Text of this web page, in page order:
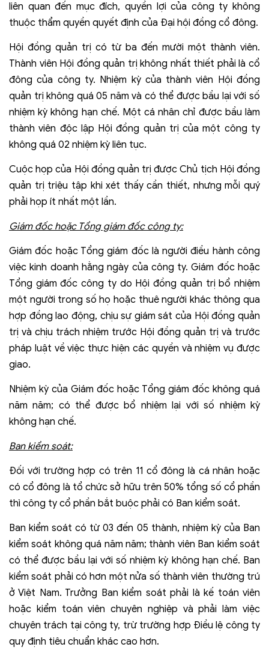
liên quan đến mục đích, quyền lợi của công ty không
thuộc thẩm quyền quyết định của Đại hội đồng cổ đông.
Hội đồng quản trị có từ ba đến mười một thành viên.
Thành viên Hội đồng quản trị không nhất thiết phải là cổ
đông của công ty. Nhiệm kỳ của thành viên Hội đồng
quản trị không quá 05 năm và có thể được bầu lại với số
nhiệm kỳ không hạn chế. Một cá nhân chỉ được bầu làm
thành viên độc lập Hội đồng quản trị của một công ty
không quá 02 nhiệm kỳ liên tục.
Cuộc họp của Hội đồng quản trị được Chủ tịch Hội đồng
quản trị triệu tập khi xét thấy cần thiết, nhưng mỗi quý
phải họp ít nhất một lần.
Giám đốc hoặc Tổng giám đốc công ty:
Giám đốc hoặc Tổng giám đốc là người điều hành công
việc kinh doanh hằng ngày của công ty. Giám đốc hoặc
Tổng giám đốc công ty do Hội đồng quản trị bổ nhiệm
một người trong số họ hoặc thuê người khác thông qua
hợp đồng lao động, chịu sự giám sát của Hội đồng quản
trị và chịu trách nhiệm trước Hội đồng quản trị và trước
pháp luật về việc thực hiện các quyền và nhiệm vụ được
giao.
Nhiệm kỳ của Giám đốc hoặc Tổng giám đốc không quá
năm năm; có thể được bổ nhiệm lại với số nhiệm kỳ
không hạn chế.
Ban kiểm soát:
Đối với trường hợp có trên 11 cổ đông là cá nhân hoặc
có cổ đông là tổ chức sở hữu trên 50% tổng số cổ phần
thì công ty cổ phần bắt buộc phải có Ban kiểm soát.
Ban kiểm soát có từ 03 đến 05 thành, nhiệm kỳ của Ban
kiểm soát không quá năm năm; thành viên Ban kiểm soát
có thể được bầu lại với số nhiệm kỳ không hạn chế. Ban
kiểm soát phải có hơn một nửa số thành viên thường trú
ở Việt Nam. Trưởng Ban kiểm soát phải là kế toán viên
hoặc kiểm toán viên chuyên nghiệp và phải làm việc
chuyên trách tại công ty, trừ trường hợp Điều lệ công ty
quy định tiêu chuẩn khác cao hơn.